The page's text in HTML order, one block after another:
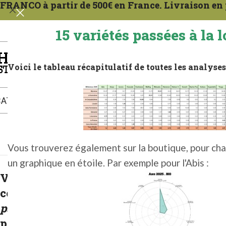
15 variétés passées à la
Voici le tableau récapitulatif de toutes les
Vous trouverez également sur la boutique, pour
un graphique en étoile. Par exemple pour l'Abis :
FRANCO à partir de 500€ en France. Livraison
Le plus grand choix de houblons BIO sur
BONNES PRATIQUESLE BLOGCERTIFICATS
Vous pouvez
commander et
passer CONTRAT
SP 100G 2025 (5+)
SP 1KG 2025 (2+)
SP 500G 2025